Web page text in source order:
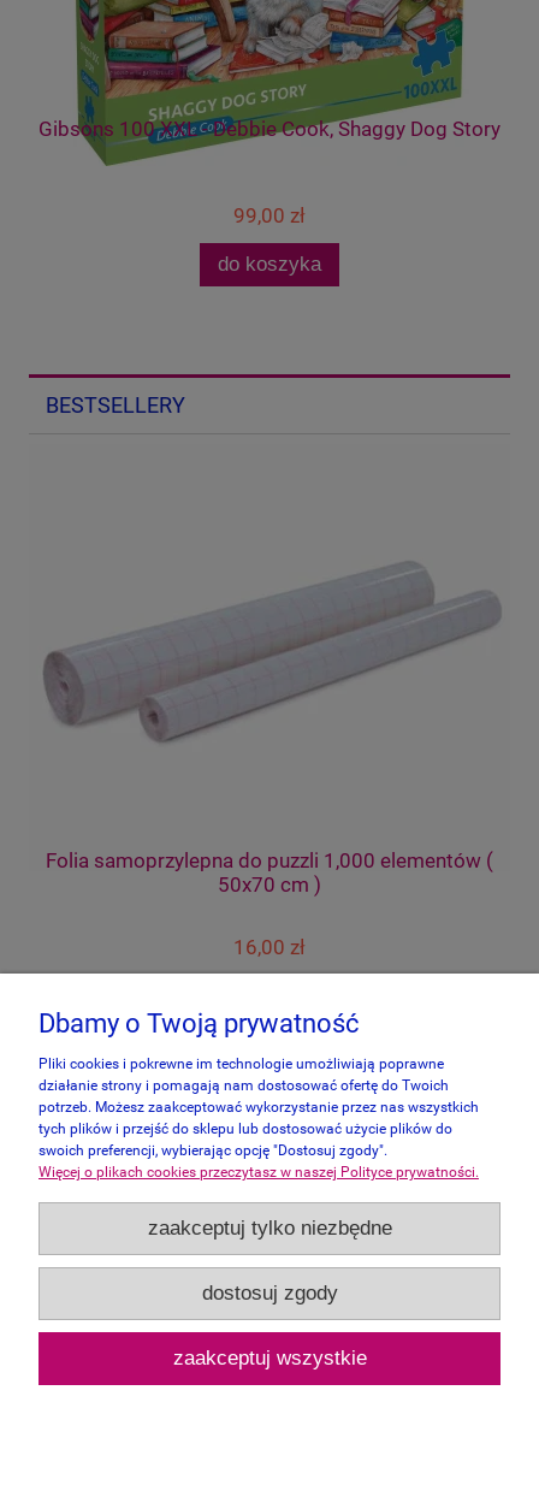
Gibsons 100 XXL - Debbie Cook, Shaggy Dog Story
99,00 zł
do koszyka
BESTSELLERY
Folia samoprzylepna do puzzli 1,000 elementów (
50x70 cm )
16,00 zł
Informacje
Panel Klienta
Zakupy
Pomoc
Dbamy o Twoją prywatność
Pliki cookies i pokrewne im technologie umożliwiają poprawne
działanie strony i pomagają nam dostosować ofertę do Twoich
potrzeb. Możesz zaakceptować wykorzystanie przez nas wszystkich
tych plików i przejść do sklepu lub dostosować użycie plików do
swoich preferencji, wybierając opcję "Dostosuj zgody".
Więcej o plikach cookies przeczytasz w naszej Polityce prywatności.
zaakceptuj tylko niezbędne
dostosuj zgody
zaakceptuj wszystkie